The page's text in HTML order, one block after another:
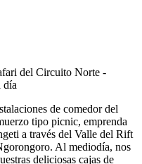
de comedor del
tipo picnic, emprenda
a través del Valle del Rift
Al mediodía, nos
deliciosas cajas de